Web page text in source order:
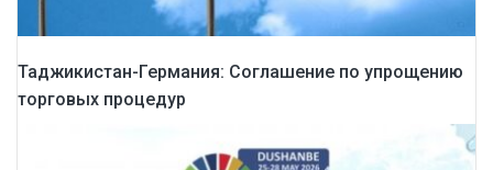
Таджикистан-Германия: Соглашение по упрощению
торговых процедур